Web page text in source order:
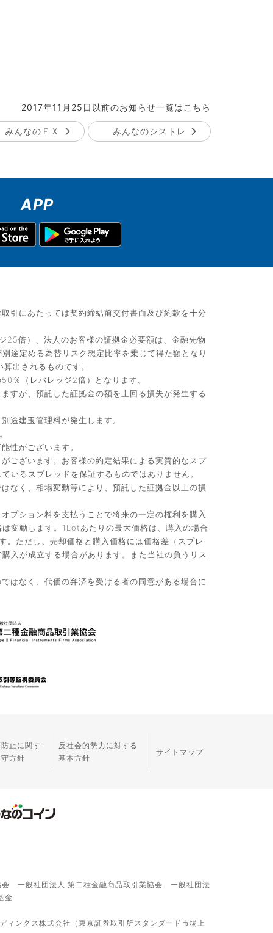
2017年11月25日以前のお知らせ一覧はこちら
みんなのＦＸ みんなのシストレ
APP
引にあたっては契約締結前交付書面及び約款を十分
25倍）、法人のお客様の証拠金必要額は、金融先物
途定める為替リスク想定比率を乗じて得た額となり
出されるものです。
％（レバレッジ2倍）となります。
すが、預託した証拠金の額を上回る損失が発生する
途建玉管理料が発生します。
性がございます。
ございます。お客様の約定結果による実質的なスプ
いるスプレッドを保証するものではありません。
なく、相場変動等により、預託した証拠金以上の損
プション料を支払うことで将来の一定の権利を購入
変動します。1Lotあたりの最大価格は、購入の場合
ただし、売却価格と購入価格には価格差（スプレ
入が成立する場合があります。また当社の負うリス
はなく、代価の弁済を受ける者の同意がある場合に
止に関す
方針
反社会的勢力に対する
基本方針
サイトマップ
一般社団法人 第二種金融商品取引業協会 一般社団法
金
ィングス株式会社（東京証券取引所スタンダード市場上